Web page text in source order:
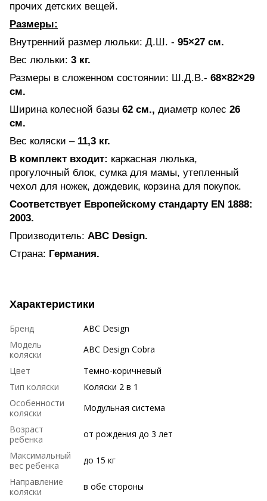
прочих детских вещей.
Размеры:
Внутренний размер люльки: Д.Ш. - 95×27 см.
Вес люльки: 3 кг.
Размеры в сложенном состоянии: Ш.Д.В.- 68×82×29
см.
Ширина колесной базы 62 см., диаметр колес 26
см.
Вес коляски – 11,3 кг.
В комплект входит: каркасная люлька,
прогулочный блок, сумка для мамы, утепленный
чехол для ножек, дождевик, корзина для покупок.
Соответствует Европейскому стандарту EN 1888:
2003.
Производитель: ABC Design.
Страна: Германия.
Характеристики
Бренд
ABC Design
Модель
коляски
ABC Design Cobra
Цвет
Темно-коричневый
Тип коляски
Коляски 2 в 1
Особенности
коляски
Модульная система
Возраст
ребенка
от рождения до 3 лет
Максимальный
вес ребенка
до 15 кг
Направление
коляски
в обе стороны